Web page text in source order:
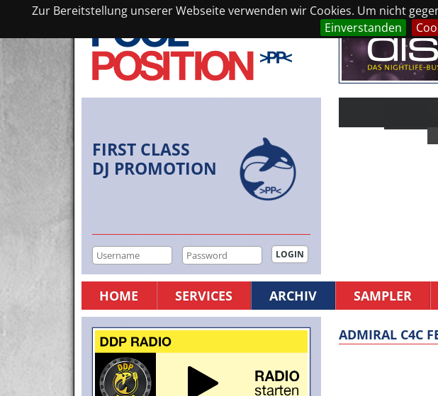
Zur Bereitstellung unserer Webseite verwenden wir Cookies. Um nicht
Einverstanden
FIRST CLASS
DJ PROMOTION
HOME SERVICES ARCHIV SAMPLER
ADMIRAL C4C